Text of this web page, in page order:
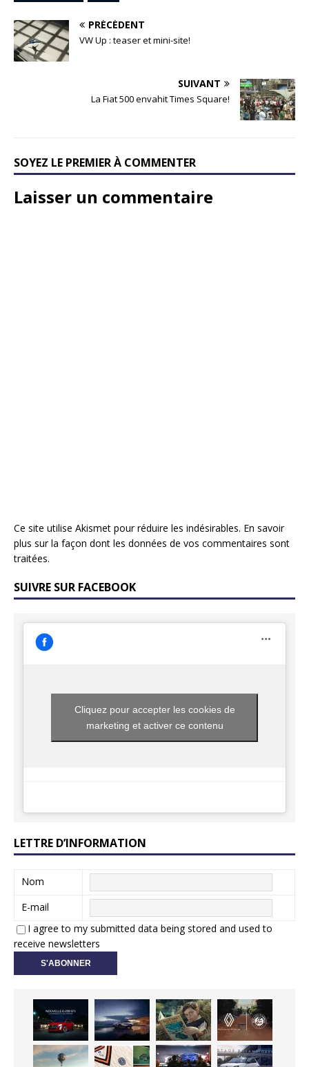
PRÉCÉDENT
VW Up : teaser et mini-site!
SUIVANT
La Fiat 500 envahit Times Square!
SOYEZ LE PREMIER À COMMENTER
Laisser un commentaire
Ce site utilise Akismet pour réduire les indésirables. En savoir
plus sur la façon dont les données de vos commentaires sont
traitées.
SUIVRE SUR FACEBOOK
Cliquez pour accepter les cookies de
marketing et activer ce contenu
LETTRE D’INFORMATION
Nom
E-mail
I agree to my submitted data being stored and used to
receive newsletters